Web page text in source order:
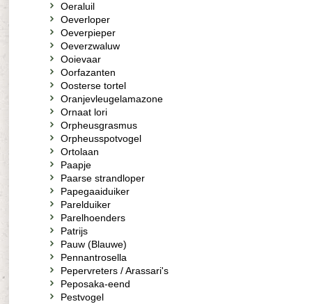
Oeraluil
Oeverloper
Oeverpieper
Oeverzwaluw
Ooievaar
Oorfazanten
Oosterse tortel
Oranjevleugelamazone
Ornaat lori
Orpheusgrasmus
Orpheusspotvogel
Ortolaan
Paapje
Paarse strandloper
Papegaaiduiker
Parelduiker
Parelhoenders
Patrijs
Pauw (Blauwe)
Pennantrosella
Pepervreters / Arassari's
Peposaka-eend
Pestvogel